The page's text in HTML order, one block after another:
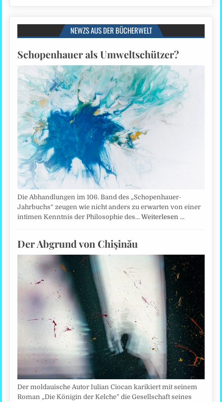
NEWZS AUS DER BÜCHERWELT
Schopenhauer als Umweltschützer?
Die Abhandlungen im 106. Band des „Schopenhauer-
Jahrbuchs“ zeugen wie nicht anders zu erwarten von einer
intimen Kenntnis der Philosophie des…Weiterlesen …
Der Abgrund von Chişinău
Der moldauische Autor Iulian Ciocan karikiert mit seinem
Roman „Die Königin der Kelche” die Gesellschaft seines